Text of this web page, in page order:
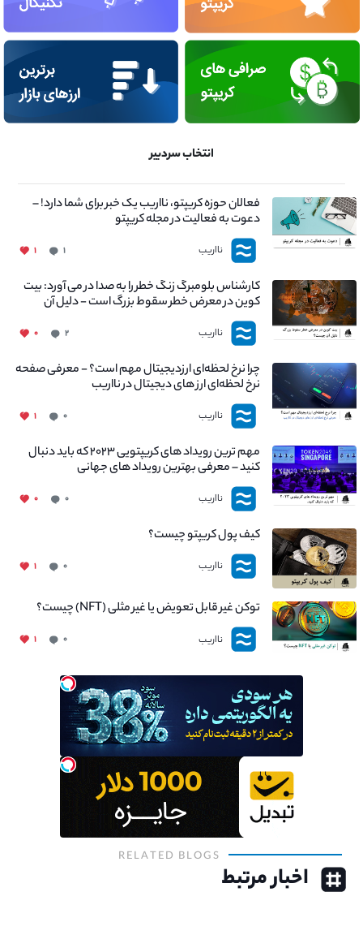
انتخاب سردبیر
فعالان حوزه کریپتو، نااریب یک خبر برای شما دارد! –
دعوت به فعالیت در مجله کریپتو
نااریب ۱ ۱
کارشناس بلومبرگ زنگ خطر را به صدا در می آورد: بیت
کوین در معرض خطر سقوط بزرگ است - دلیل آن
چیست؟
نااریب ۲ ۰
چرا نرخ لحظه‌ای ارزدیجیتال مهم است؟ - معرفی صفحه
نرخ لحظه‌ای ارز های دیجیتال در نااریب
نااریب ۰ ۱
مهم ترین رویداد های کریپتویی ۲۰۲۳ که باید دنبال
کنید – معرفی بهترین رویداد های جهانی
نااریب ۰ ۰
کیف پول کریپتو چیست؟
نااریب ۰ ۱
توکن غیر قابل تعویض یا غیر مثلی (NFT) چیست؟
نااریب ۰ ۱
RELATED BLOGS
اخبار مرتبط